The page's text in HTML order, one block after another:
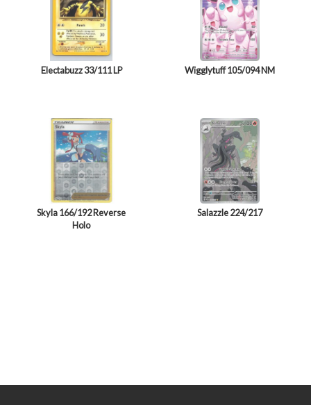
Electabuzz 33/111 LP Wigglytuff 105/094 NM
Skyla 166/192 Reverse
Holo
Salazzle 224/217